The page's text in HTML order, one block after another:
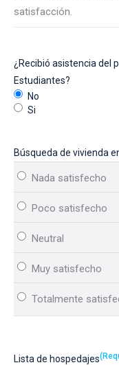
satisfacción.
¿Recibió asistencia del
Estudiantes?
No
Si
Búsqueda de vivienda
Lista de hospedajes